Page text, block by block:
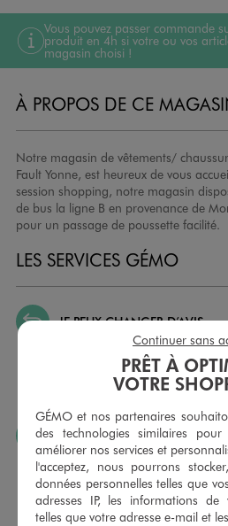
Vous pouvez passer commande
produit en 4h si votre ou vos
magasin choisi !
À PROPOS DE CE
Notre magasin de vêtements/
Fault Yonne, est heureux de vous
session shopping, notre magasin
de bus la ligne B en provenance de
pour un passage de poussette facilité.
LES SERVICES GÉMO
JE PEUX CHANGER D’AVIS
Nous échangeons et vous
remboursement pour tout
sous 30 jours, sur simple
JE PEUX FAIRE RETOUCHER
Ourlets, ceintures… vous avez
retoucher vos articles textiles
sont à votre disposition sur
conditions en magasins.
PRÊT À
VOTRE
GÉMO et nos partenaires
des technologies similaires
améliorer nos services et
l'acceptez, nous pourrons
données personnelles telles que
adresses IP, les informations de
telles que votre adresse e-mail et
Continuer sans